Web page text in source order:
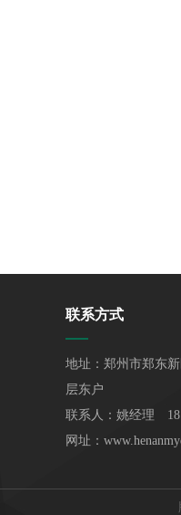
联系方式
地址：郑州市郑东
层东户
联系人：姚经理
网址：